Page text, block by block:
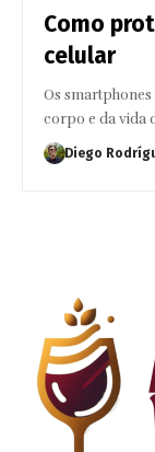
Como
celular
Os
corpo e da vida
Diego